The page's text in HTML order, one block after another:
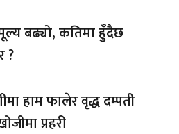
बढ्यो, कतिमा हुँदैछ
?
हाम फालेर वृद्ध दम्पती
प्रहरी